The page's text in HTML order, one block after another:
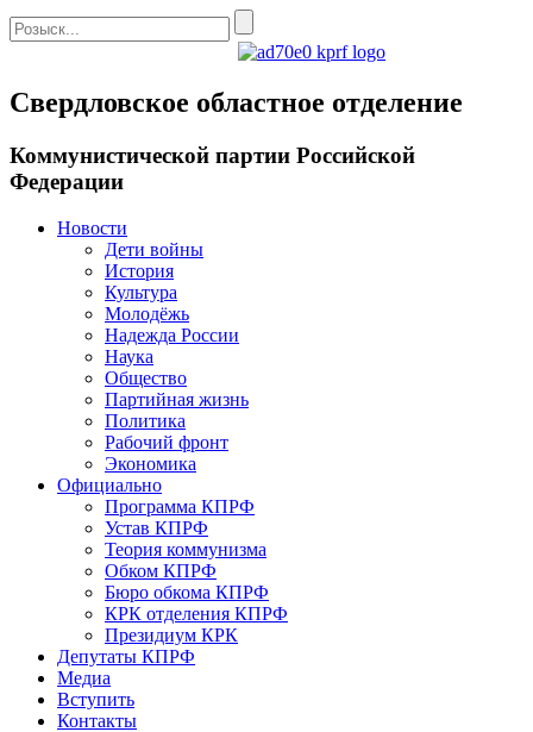
Свердловское областное отделение
Коммунистической партии Российской
Федерации
Новости
Дети войны
История
Культура
Молодёжь
Надежда России
Наука
Общество
Партийная жизнь
Политика
Рабочий фронт
Экономика
Официально
Программа КПРФ
Устав КПРФ
Теория коммунизма
Обком КПРФ
Бюро обкома КПРФ
КРК отделения КПРФ
Президиум КРК
Депутаты КПРФ
Медиа
Вступить
Контакты